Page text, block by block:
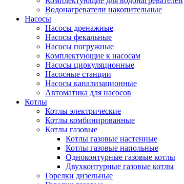
Водонагреватели накопительные
Насосы
Насосы дренажные
Насосы фекальные
Насосы погружные
Комплектующие к насосам
Насосы циркуляционные
Насосные станции
Насосы канализационные
Автоматика для насосов
Котлы
Котлы электрические
Котлы комбинированные
Котлы газовые
Котлы газовые настенные
Котлы газовые напольные
Одноконтурные газовые котлы
Двухконтурные газовые котлы
Горелки дизельные